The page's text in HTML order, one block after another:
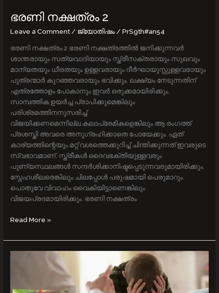
ഭരണി നക്ഷത്രം 2
Leave a Comment / ജ്യോതിഷം /PrSgth#an54
ഭരണി നക്ഷത്രം 2 ഭരണി നക്ഷത്രത്തിൽ ജനിക്കുന്നവർ
ശാന്തരായും സത്യവാദിയായും സ്ത്രീസക്തരായും സുഖവും
മാന്യതയും ധീരതയും ഉള്ളവരായും ദീർഘായുസ്സുള്ളവരായും
പുത്രന്മാർ കുറഞ്ഞവരായും ഭവിക്കും. ലക്ഷ്യം നേടുന്നതിന്‌
എത്രത്തോളം പോകാനും ഇവർ ഒരുക്കമായിരിക്കും.
സാമ്പത്തിക ഉയർച്ച പ്രാപിക്കുമെങ്കിലും
പരിശ്രമത്തിനനുസരിച്ച്‌
വിജയിക്കണമെന്നില്ല.കലാപ്രേമികളെങ്കിലും ആ രംഗത്ത്‌
പ്രശസ്തി അവരെ അനുഗ്രഹിക്കാതെ പോയേക്കും. ഏത്‌
കാര്യത്തിന്റെയും മറ്റ്‌ വശത്തെക്കുറിച്ച്‌ ചിന്തിക്കുന്നത്‌ ഇവരുടെ
സ്വഭാവമാണ്‌. സ്ത്രീകൾ ദൈവഭക്തിയുള്ളവരും
പുണ്യസ്ഥലങ്ങൾ സന്ദർശിക്കാനിഷ്ടപ്പെടുന്നവരുമായിരിക്കും.
സ്നേഹശീലരെങ്കിലും ചിലപ്പോൾ പരുഷമായി പെരുമാറും.
പൊതുവേ വിവാഹം വൈകിയിട്ടാണെങ്കിലും
വിജയപ്രദമായിരിക്കും. ഭരണി നക്ഷത്രം
Read More »
പഠിക്കുന്നില്ലേ?
ബുധൻ